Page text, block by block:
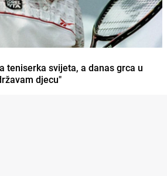
teniserka svijeta, a danas grca u
djecu"